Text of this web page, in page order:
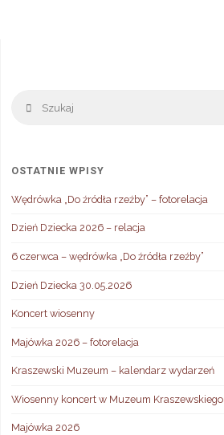
Szukaj
OSTATNIE WPISY
Wędrówka „Do źródła rzeźby” – fotorelacja
Dzień Dziecka 2026 – relacja
6 czerwca – wędrówka „Do źródła rzeźby”
Dzień Dziecka 30.05.2026
Koncert wiosenny
Majówka 2026 – fotorelacja
Kraszewski Muzeum – kalendarz wydarzeń
Wiosenny koncert w Muzeum Kraszewskiego
Majówka 2026